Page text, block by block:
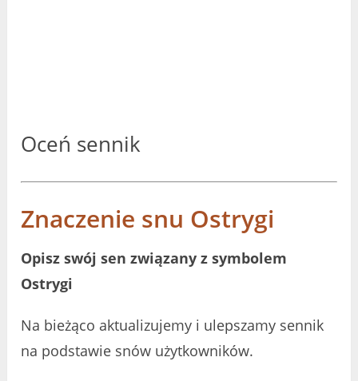
Oceń sennik
Znaczenie snu Ostrygi
Opisz swój sen związany z symbolem
Ostrygi
Na bieżąco aktualizujemy i ulepszamy sennik
na podstawie snów użytkowników.